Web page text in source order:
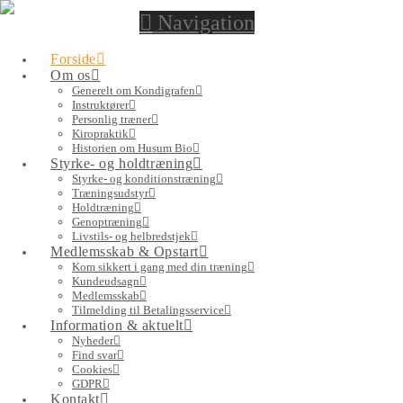
Navigation
Forside
Om os
Generelt om Kondigrafen
Instruktører
Personlig træner
Kiropraktik
Historien om Husum Bio
Styrke- og holdtræning
Styrke- og konditionstræning
Træningsudstyr
Holdtræning
Genoptræning
Livstils- og helbredstjek
Medlemsskab & Opstart
Kom sikkert i gang med din træning
Kundeudsagn
Medlemsskab
Tilmelding til Betalingsservice
Information & aktuelt
Nyheder
Find svar
Cookies
GDPR
Kontakt
Hos os er du altid i trygge hænder
Vi sikrer dig professionelpersonlig vejledning
Vores træner har op til35 års erfaring
Du fårrolige omgivelser
Vi er i centret i
Vores træningsmaskiner er af
Du får mulighed for